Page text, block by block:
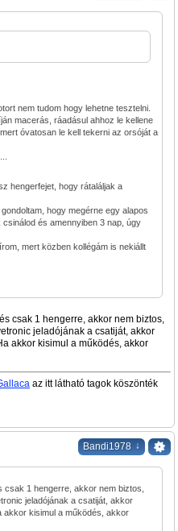
nem tudom hogy lehetne tesztelni.
macerás, ráadásul ahhoz le kellene
óvatosan le kell tekerni az orsóját a
hengerfejet, hogy rátaláljak a
hogy megérne egy alapos
és amennyiben 3 nap, úgy
mert közben kollégám is nekiállt
csak 1 hengerre, akkor nem biztos,
jeladójának a csatiját, akkor
akkor kisimul a működés, akkor
az itt látható tagok köszönték
Bandi1978 ↓
1 hengerre, akkor nem biztos,
jeladójának a csatiját, akkor
akkor kisimul a működés, akkor